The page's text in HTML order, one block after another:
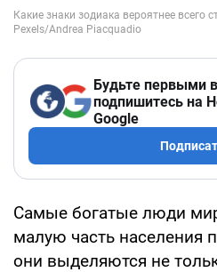
Будьте первыми
подпишитесь на
Google
Самые богатые люди
малую часть населения
они выделяются не